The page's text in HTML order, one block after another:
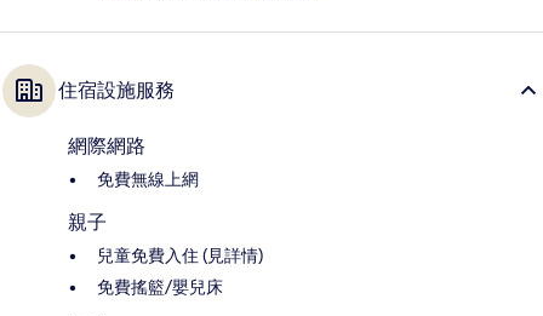
住宿設施服務
網際網路
免費無線上網
親子
兒童免費入住 (見詳情)
免費搖籃/嬰兒床